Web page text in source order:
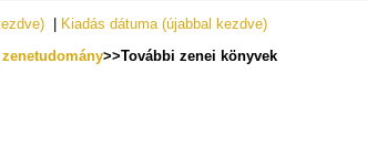
Kiadás dátuma (újabbal kezdve)
>>További zenei könyvek